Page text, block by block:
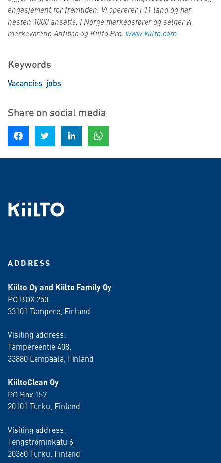
engasjement for fremtiden. Vi opererer i 11 land og har
nesten 1000 ansatte. I Norge markedsfører og selger vi
merkevarene Antibac og Kiilto Pro. www.kiilto.com
Keywords
Vacancies jobs
Share on social media
Share on Facebook Share on Twitter Share on LinkedIn
ADDRESS
Kiilto Oy and Kiilto Family Oy
PO BOX 250
33101 Tampere, Finland
Visiting address:
Tampereentie 408,
33880 Lempäälä , Finland
KiiltoClean Oy
PO Box 157
20101 Turku, Finland
Visiting address:
Tengströminkatu 6,
20360 Turku , Finland